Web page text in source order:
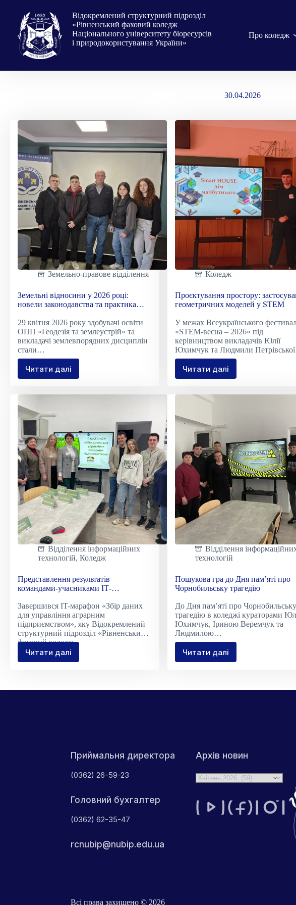
вмісту
Відокремлений структурний підрозділ
«Рівненський фаховий коледж
Національного університету біоресурсів
і природокористування України»
Про коледж
30.04.2026
Земельно-правове відділення
Земельні відносини у 2026 році:
новели законодавства та практика
29 квітня 2026 року здобувачі освіти
ОПП «Геодезія та землеустрій» та
викладачі землевпорядних дисциплін
стали…
Читати далі
Земельні
році:
новели
законодавства
та
практика
громад
Коледж
Проєктування простору:
геометричних моделей у STEM
У межах Всеукраїнського
«STEM-весна – 2026» під
керівництвом викладачів Юлії
Юхимчук та Людмили
Читати даліПроєктування
геометричних
STEM
Відділення інформаційних
технологій, Коледж
Представлення результатів
командами-учасниками ІТ-
DUAHN2025-2029
Завершився ІT-марафон «Збір даних
для управління аграрним
підприємством», яку Відокремлений
структурний підрозділ «Рівненський
фаховий коледж…
Читати даліПредставлення
Відділення
технологій
Пошукова гра до Дня пам’яті про
Чорнобильську трагедію
До Дня пам’яті про Чорнобильську
трагедію в коледжі кураторами
Юхимчук, Іриною Веремчук та
Людмилою…
Читати далі
Пошукова
Приймальня директора
(0362) 26-59-23
Головний бухгалтер
(0362) 62-35-47
rcnubip@nubip.edu.ua
Архів новин
Архіви
Всі права захищено © 2026